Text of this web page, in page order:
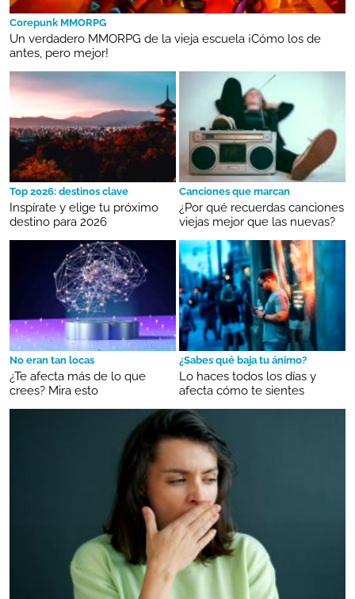
Corepunk MMORPG
Un verdadero MMORPG de la vieja escuela ¡Cómo los de
antes, pero mejor!
Top 2026: destinos clave
Inspírate y elige tu próximo
destino para 2026
Canciones que marcan
¿Por qué recuerdas canciones
viejas mejor que las nuevas?
No eran tan locas
¿Te afecta más de lo que
crees? Mira esto
¿Sabes qué baja tu ánimo?
Lo haces todos los días y
afecta cómo te sientes